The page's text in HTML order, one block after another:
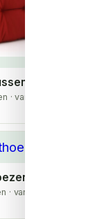
· vanaf €
· vanaf €